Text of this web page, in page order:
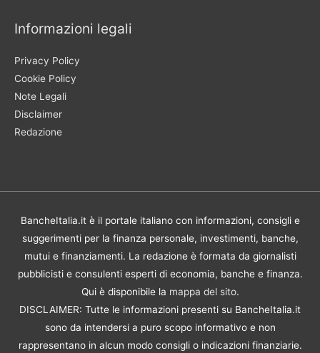
Informazioni legali
Privacy Policy
Cookie Policy
Note Legali
Disclaimer
Redazione
BancheItalia.it è il portale italiano con informazioni, consigli e
suggerimenti per la finanza personale, investimenti, banche,
mutui e finanziamenti. La redazione è formata da giornalisti
pubblicisti e consulenti esperti di economia, banche e finanza.
Qui è disponibile la mappa del sito.
DISCLAIMER: Tutte le informazioni presenti su BancheItalia.it
sono da intendersi a puro scopo informativo e non
rappresentano in alcun modo consigli o indicazioni finanziarie.